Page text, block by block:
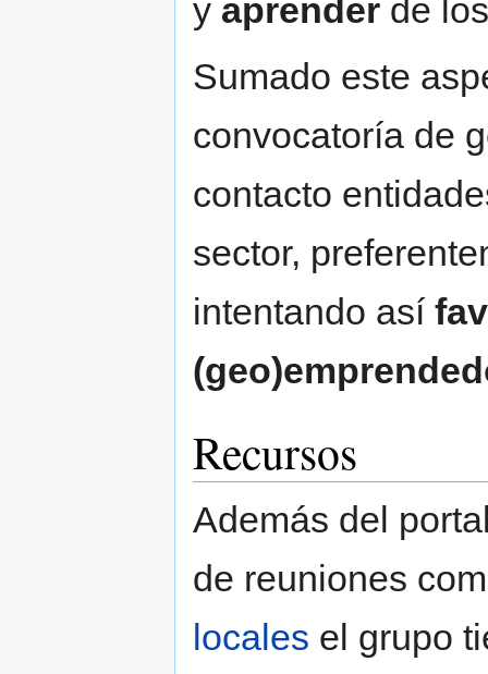
y aprender de
Sumado este
convocatoría de
contacto
sector,
intentando así
Recursos
Además del
de reuniones
locales el grupo